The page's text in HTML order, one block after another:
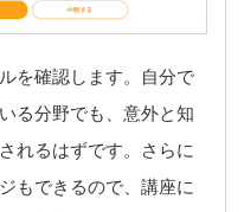
を確認します。自分で
る分野でも、意外と知
れるはずです。さらに
もできるので、講座に